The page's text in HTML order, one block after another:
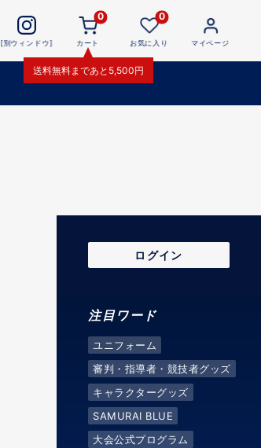
[別ウィンドウ]
0
カート
送料無料まであと 5,500円
0
お気に入り マイページ
ログイン
注目ワード
ユニフォーム
審判・指導者・競技者グッズ
キャラクターグッズ
SAMURAI BLUE
大会公式プログラム